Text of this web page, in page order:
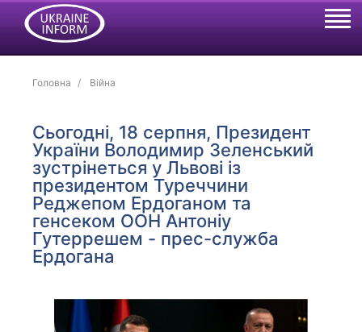
Головна Війна
Сьогодні, 18 серпня, Президент
України Володимир Зеленський
зустрінеться у Львові із
президентом Туреччини
Реджепом Ердоганом та
генсеком ООН Антоніу
Гутеррешем - прес-служба
Ердогана